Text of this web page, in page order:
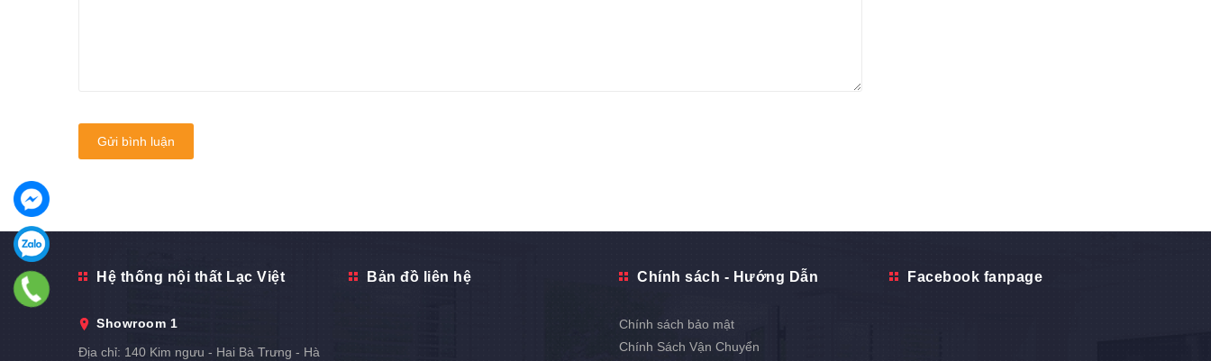
Gửi bình luận
Hệ thống nội thất Lạc Việt
Showroom 1
Địa chỉ: 140 Kim ngưu - Hai Bà Trưng - Hà
Bản đồ liên hệ Chính sách - Hướng Dẫn
Chính sách bảo mật
Chính Sách Vận Chuyển
Facebook fanpage